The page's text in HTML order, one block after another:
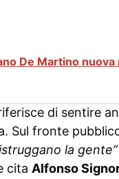
De Martino
di sentire
Sul fronte
la gente”
cita Alfonso